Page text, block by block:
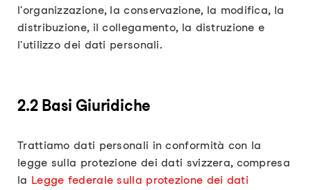
l'organizzazione, la conservazione, la modifica, la
distribuzione, il collegamento, la distruzione e
l'utilizzo dei dati personali.
2.2 Basi Giuridiche
Trattiamo dati personali in conformità con la
legge sulla protezione dei dati svizzera, compresa
la Legge federale sulla protezione dei dati